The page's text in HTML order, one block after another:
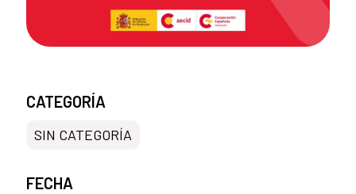
CATEGORÍA
SIN CATEGORÍA
FECHA